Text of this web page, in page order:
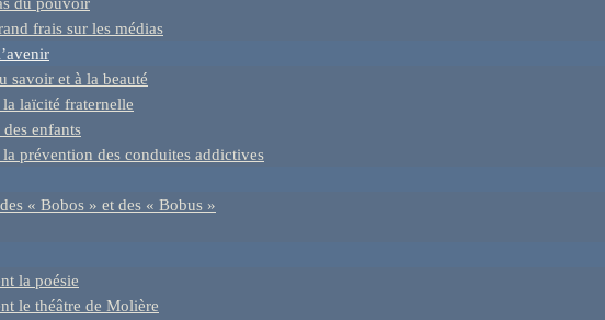
frais sur les médias
savoir et à la beauté
laïcité fraternelle
enfants
prévention des conduites addictives
« Bobos » et des « Bobus »
la poésie
le théâtre de Molière